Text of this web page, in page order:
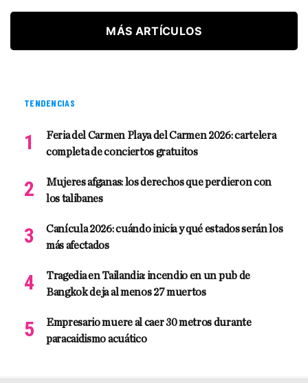
MÁS ARTÍCULOS
TENDENCIAS
Feria del Carmen Playa del Carmen 2026: cartelera
completa de conciertos gratuitos
Mujeres afganas: los derechos que perdieron con
los talibanes
Canícula 2026: cuándo inicia y qué estados serán los
más afectados
Tragedia en Tailandia: incendio en un pub de
Bangkok deja al menos 27 muertos
Empresario muere al caer 30 metros durante
paracaidismo acuático